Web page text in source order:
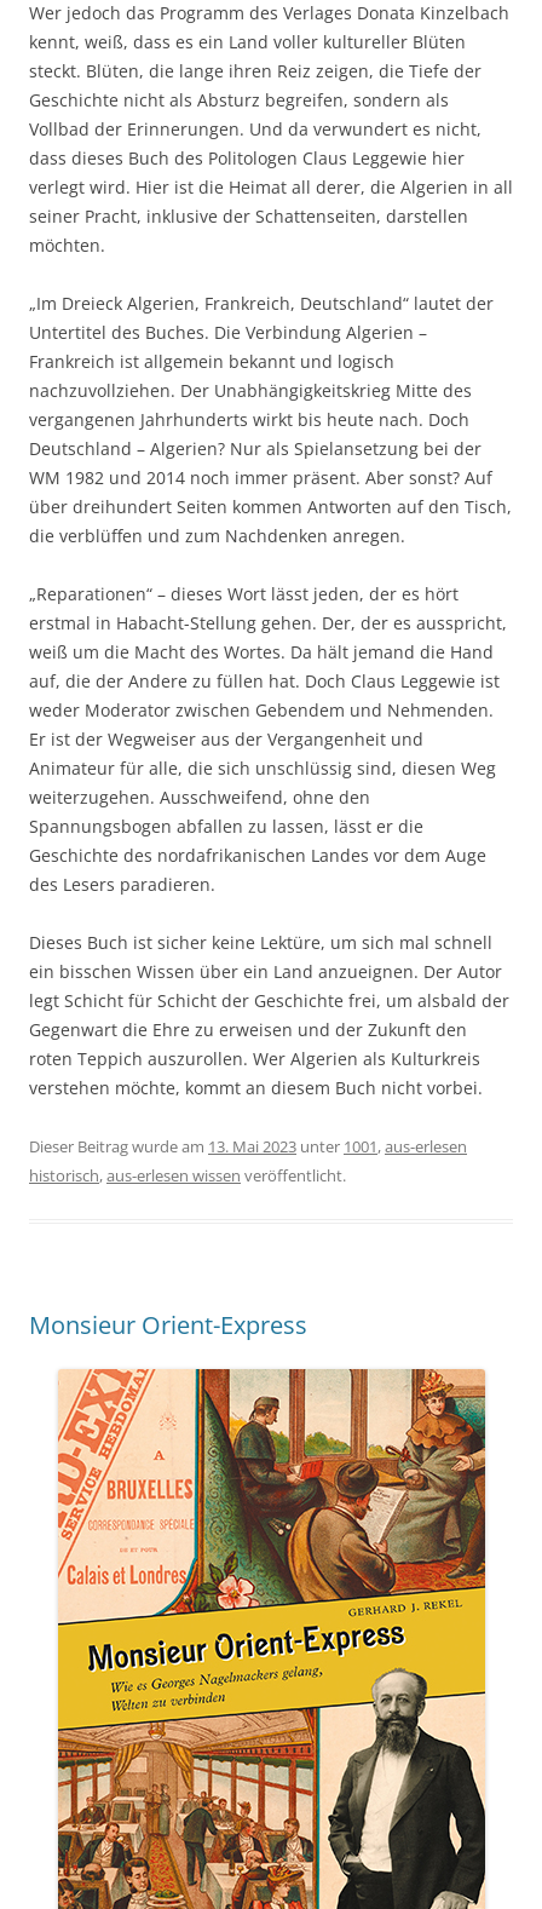
Wer jedoch das Programm des Verlages Donata Kinzelbach
kennt, weiß, dass es ein Land voller kultureller Blüten
steckt. Blüten, die lange ihren Reiz zeigen, die Tiefe der
Geschichte nicht als Absturz begreifen, sondern als
Vollbad der Erinnerungen. Und da verwundert es nicht,
dass dieses Buch des Politologen Claus Leggewie hier
verlegt wird. Hier ist die Heimat all derer, die Algerien in all
seiner Pracht, inklusive der Schattenseiten, darstellen
möchten.
„Im Dreieck Algerien, Frankreich, Deutschland“ lautet der
Untertitel des Buches. Die Verbindung Algerien –
Frankreich ist allgemein bekannt und logisch
nachzuvollziehen. Der Unabhängigkeitskrieg Mitte des
vergangenen Jahrhunderts wirkt bis heute nach. Doch
Deutschland – Algerien? Nur als Spielansetzung bei der
WM 1982 und 2014 noch immer präsent. Aber sonst? Auf
über dreihundert Seiten kommen Antworten auf den Tisch,
die verblüffen und zum Nachdenken anregen.
„Reparationen“ – dieses Wort lässt jeden, der es hört
erstmal in Habacht-Stellung gehen. Der, der es ausspricht,
weiß um die Macht des Wortes. Da hält jemand die Hand
auf, die der Andere zu füllen hat. Doch Claus Leggewie ist
weder Moderator zwischen Gebendem und Nehmenden.
Er ist der Wegweiser aus der Vergangenheit und
Animateur für alle, die sich unschlüssig sind, diesen Weg
weiterzugehen. Ausschweifend, ohne den
Spannungsbogen abfallen zu lassen, lässt er die
Geschichte des nordafrikanischen Landes vor dem Auge
des Lesers paradieren.
Dieses Buch ist sicher keine Lektüre, um sich mal schnell
ein bisschen Wissen über ein Land anzueignen. Der Autor
legt Schicht für Schicht der Geschichte frei, um alsbald der
Gegenwart die Ehre zu erweisen und der Zukunft den
roten Teppich auszurollen. Wer Algerien als Kulturkreis
verstehen möchte, kommt an diesem Buch nicht vorbei.
Dieser Beitrag wurde am 13. Mai 2023 unter 1001,aus-erlesen
historisch,aus-erlesen wissen veröffentlicht.
Monsieur Orient-Express